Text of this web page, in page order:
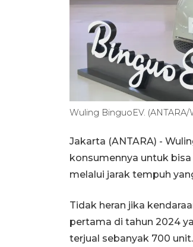
Wuling BinguoEV. (ANTARA/
Jakarta (ANTARA) -
konsumennya untuk
melalui jarak tempuh
Tidak heran jika
pertama di tahun 2024
terjual sebanyak 700 unit.